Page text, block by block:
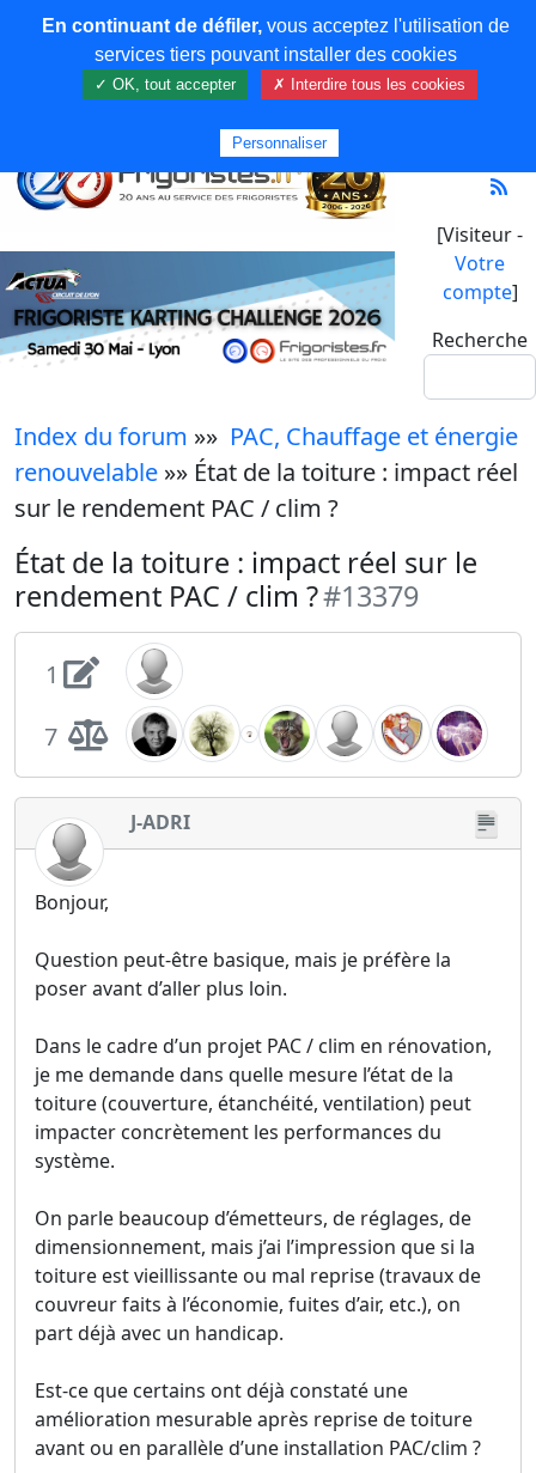
[Visiteur -
Votre
compte]
Recherche
Index du forum »» PAC, Chauffage et énergie
renouvelable »» État de la toiture : impact réel
sur le rendement PAC / clim ?
État de la toiture : impact réel sur le
rendement PAC / clim ?#13379
1
7
J-ADRI
Bonjour,
Question peut-être basique, mais je préfère la
poser avant d’aller plus loin.
Dans le cadre d’un projet PAC / clim en rénovation,
je me demande dans quelle mesure l’état de la
toiture (couverture, étanchéité, ventilation) peut
impacter concrètement les performances du
système.
On parle beaucoup d’émetteurs, de réglages, de
dimensionnement, mais j’ai l’impression que si la
toiture est vieillissante ou mal reprise (travaux de
couvreur faits à l’économie, fuites d’air, etc.), on
part déjà avec un handicap.
Est-ce que certains ont déjà constaté une
amélioration mesurable après reprise de toiture
avant ou en parallèle d’une installation PAC/clim ?
En continuant de défiler,vous acceptez l'utilisation de
services tiers pouvant installer des cookies
✓ OK, tout accepter ✗ Interdire tous les cookies
Personnaliser